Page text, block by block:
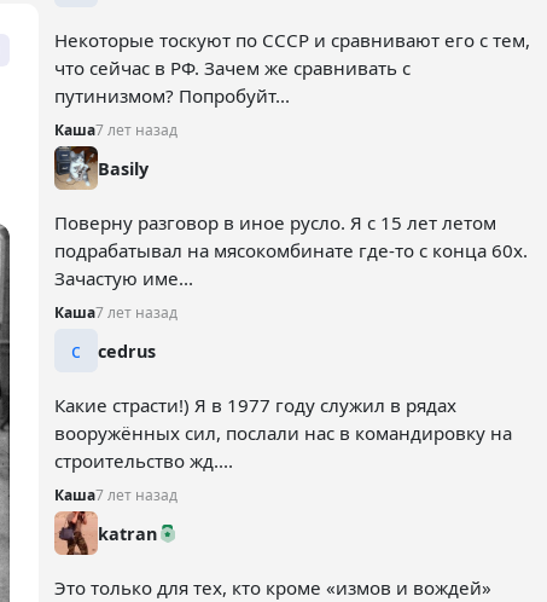
Некоторые тоскуют по СССР и сравнивают его с тем,
что сейчас в РФ. Зачем же сравнивать с
путинизмом? Попробуйт...
Каша7 лет назад
Basily
Поверну разговор в иное русло. Я с 15 лет летом
подрабатывал на мясокомбинате где-то с конца 60х.
Зачастую име...
Каша7 лет назад
c cedrus
Какие страсти!) Я в 1977 году служил в рядах
вооружённых сил, послали нас в командировку на
строительство жд....
Каша7 лет назад
katran
Это только для тех, кто кроме «измов и вождей»